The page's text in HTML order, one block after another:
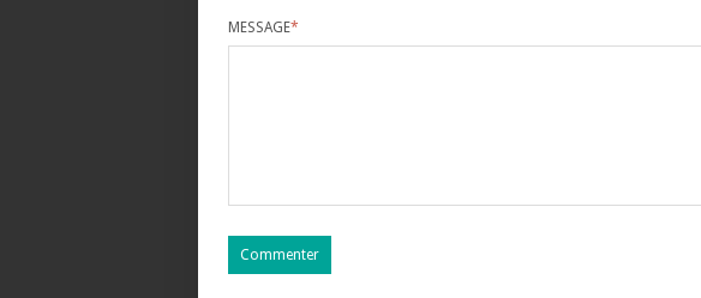
MESSAGE*